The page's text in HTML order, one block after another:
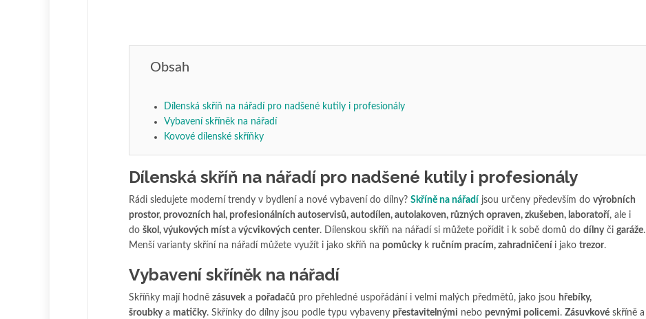
Obsah
Dílenská skříň na nářadí pro nadšené kutily i profesionály
Vybavení skříněk na nářadí
Kovové dílenské skříňky
Dílenská skříň na nářadí pro nadšené kutily i profesionály
Rádi sledujete moderní trendy v bydlení a nové vybavení do dílny? Skříně na nářadí jsou určeny především do výrobních
prostor, provozních hal, profesionálních autoservisů, autodílen, autolakoven, různých opraven, zkušeben, laboratoří, ale i
do škol, výukových míst a výcvikových center. Dílenskou skříň na nářadí si můžete pořídit i k sobě domů do dílnyči garáže.
Menší varianty skříní na nářadí můžete využít i jako skříň na pomůckyk ručním pracím, zahradničení i jako trezor.
Vybavení skříněk na nářadí
Skříňky mají hodně zásuvek a pořadačů pro přehledné uspořádání i velmi malých předmětů, jako jsou hřebíky,
šroubkya matičky. Skřínky do dílny jsou podle typu vybaveny přestavitelnými nebo pevnými policemi. Zásuvkové skříně a